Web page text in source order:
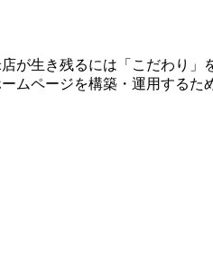
が生き残るには「こだわり
ムページを構築・運用する